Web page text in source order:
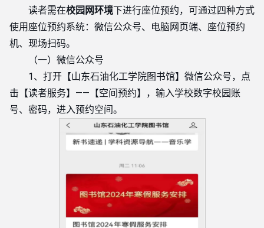
读者需在校园网环境下进行座位预约，可通过四种方式
使用座位预约系统：微信公众号、电脑网页端、座位预约
机、现场扫码。
（一）微信公众号
1、打开【山东石油化工学院图书馆】微信公众号，点
击【读者服务】——【空间预约】，输入学校数字校园账
号、密码，进入预约空间。